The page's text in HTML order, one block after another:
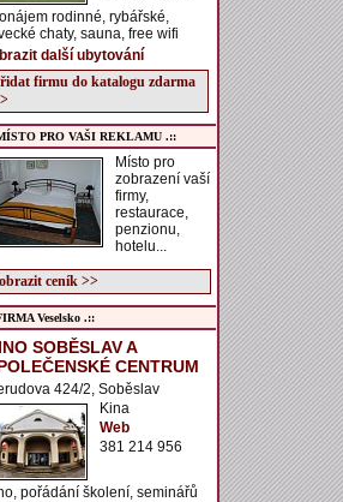
rodinné, rybářské,
chaty, sauna, free wifi
další ubytování
firmu do katalogu zdarma
PRO VAŠI REKLAMU .::
Místo pro
zobrazení vaší
firmy,
restaurace,
penzionu,
hotelu...
ceník >>
Veselsko .::
SOBĚSLAV A
CENTRUM
424/2, Soběslav
Kina
Web
381 214 956
pořádání školení, seminářů